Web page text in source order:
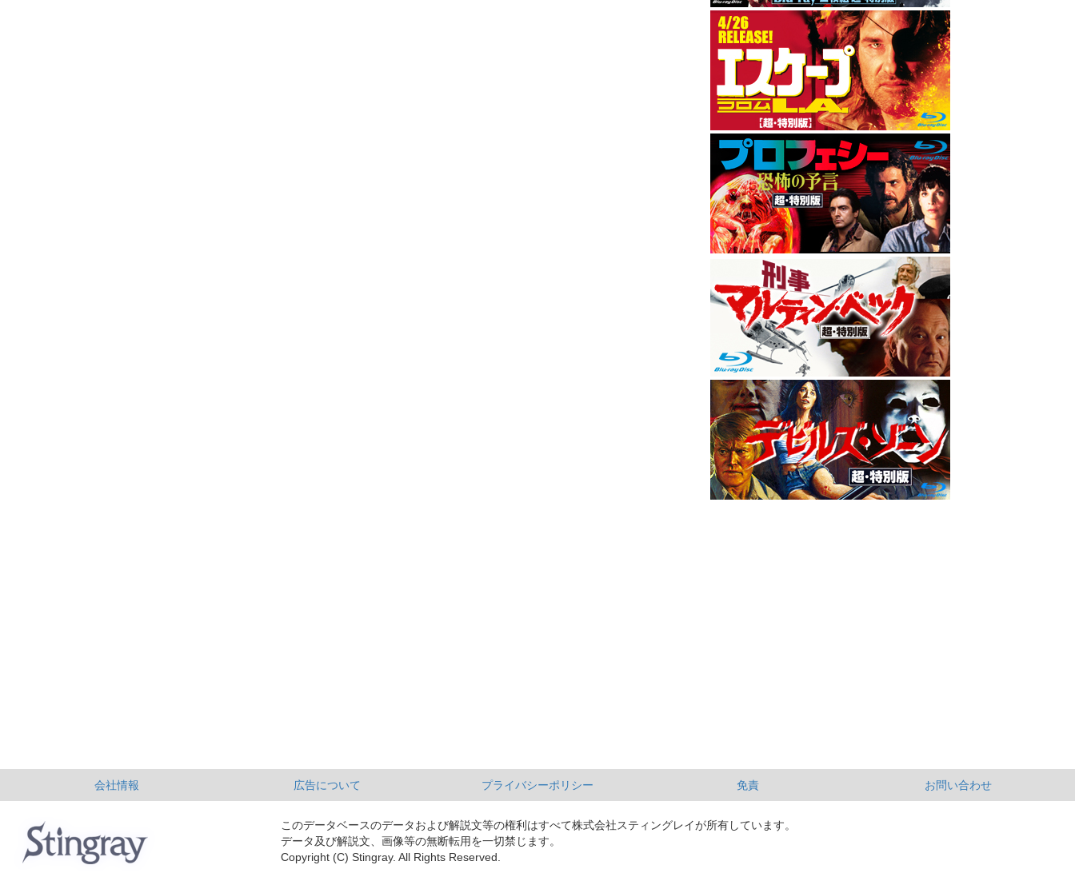
会社情報 広告について プライバシーポリシー 免責 お問い合わせ
このデータベースのデータおよび解説文等の権利はすべて株式会社スティングレイが所有しています。
データ及び解説文、画像等の無断転用を一切禁じます。
Copyright (C) Stingray. All Rights Reserved.